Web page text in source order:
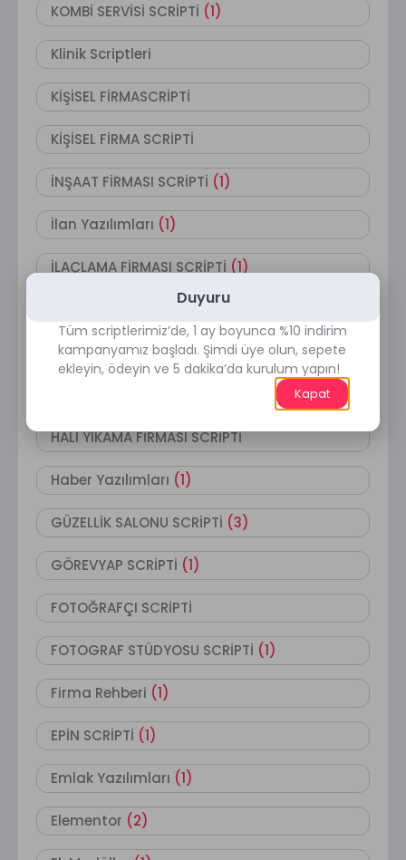
KOMBİ SERVİSİ SCRİPTİ (1)
Klinik Scriptleri
KİŞİSEL FİRMASCRİPTİ
KİŞİSEL FİRMA SCRİPTİ
İNŞAAT FİRMASI SCRİPTİ (1)
İlan Yazılımları (1)
İLAÇLAMA FİRMASI SCRİPTİ (1)
HUKUK BÜROSU SCRİPTİ
HOTEL SCRİPTİ
HALI YIKAMA FİRMASI SCRİPTİ
Haber Yazılımları (1)
GÜZELLİK SALONU SCRİPTİ (3)
GÖREVYAP SCRİPTİ (1)
FOTOĞRAFÇI SCRİPTİ
FOTOGRAF STÜDYOSU SCRİPTİ (1)
Firma Rehberi (1)
EPİN SCRİPTİ (1)
Emlak Yazılımları (1)
Elementor (2)
Duyuru
Tüm scriptlerimiz’de, 1 ay boyunca %10 indirim
kampanyamız başladı. Şimdi üye olun, sepete
ekleyin, ödeyin ve 5 dakika’da kurulum yapın!
Kapat